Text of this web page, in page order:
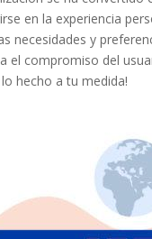
en la experiencia
‍necesidades⁣ y
compromiso del
hecho ​a tu​ medida!
Gmail